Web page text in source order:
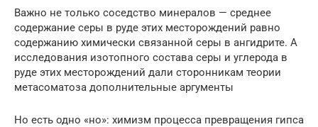
Важно не только соседство минералов — среднее
содержание серы в руде этих месторождений равно
содержанию химически связанной серы в ангидрите. А
исследования изотопного состава серы и углерода в
руде этих месторождений дали сторонникам теории
метасоматоза дополнительные аргументы
Но есть одно «но»: химизм процесса превращения гипса